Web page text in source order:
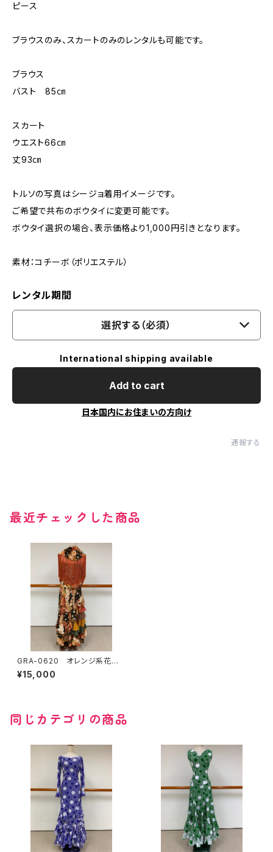
ピース
ブラウスのみ、スカートのみのレンタルも可能です。
ブラウス
バスト 85㎝
スカート
ウエスト66㎝
丈93㎝
トルソの写真はシージョ着用イメージです。
ご希望で共布のボウタイに変更可能です。
ボウタイ選択の場合、表示価格より1,000円引きとなります。
素材：コチーボ（ポリエステル）
レンタル期間
選択する（必須）
International shipping available
Add to cart
日本国内にお住まいの方向け
通報する
最近チェックした商品
GRA-0620 オレンジ系花柄×
水玉コンビツーピース
¥15,000
同じカテゴリの商品